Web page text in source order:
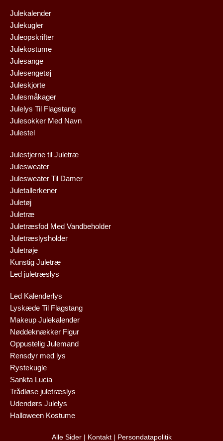
Julekalender
Julekugler
Juleopskrifter
Julekostume
Julesange
Julesengetøj
Juleskjorte
Julesmåkager
Julelys Til Flagstang
Julesokker Med Navn
Julestel
Julestjerne til Juletræ
Julesweater
Julesweater Til Damer
Juletallerkener
Juletøj
Juletræ
Juletræsfod Med Vandbeholder
Juletræslysholder
Juletrøje
Kunstig Juletræ
Led juletræslys
Led Kalenderlys
Lyskæde Til Flagstang
Makeup Julekalender
Nøddeknækker Figur
Oppustelig Julemand
Rensdyr med lys
Rystekugle
Sankta Lucia
Trådløse juletræslys
Udendørs Julelys
Halloween Kostume
Alle Sider| Kontakt| Persondatapolitik